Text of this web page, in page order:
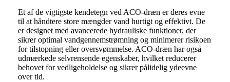
Et af de vigtigste kendetegn ved ACO-dræn er deres evne
til at håndtere store mængder vand hurtigt og effektivt. De
er designet med avancerede hydrauliske funktioner, der
sikrer optimal vandgennemstrømning og minimerer risikoen
for tilstopning eller oversvømmelse. ACO-dræn har også
udmærkede selvrensende egenskaber, hvilket reducerer
behovet for vedligeholdelse og sikrer pålidelig ydeevne
over tid.